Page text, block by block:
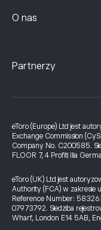
O nas
Partnerzy
eToro (Europe) Ltd jest
Exchange Commission
Company No. C200585.
FLOOR 7, 4 Profiti Ilia
eToro (UK) Ltd jest
Authority (FCA) w zakresie
Reference Number:
07973792. Siedziba
Wharf, London E14 5AB,